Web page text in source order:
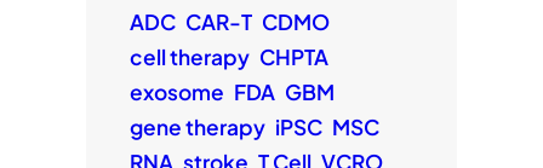
ADC CAR-T CDMO
cell therapy CHPTA
exosome FDA GBM
gene therapy iPSC MSC
RNA stroke T Cell VCRO